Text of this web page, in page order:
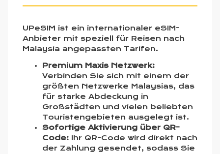
UPeSIM ist ein internationaler eSIM-
Anbieter mit speziell für Reisen nach
Malaysia angepassten Tarifen.
Premium Maxis Netzwerk:
Verbinden Sie sich mit einem der
größten Netzwerke Malaysias, das
für starke Abdeckung in
Großstädten und vielen beliebten
Touristengebieten ausgelegt ist.
Sofortige Aktivierung über QR-
Code: Ihr QR-Code wird direkt nach
der Zahlung gesendet, sodass Sie